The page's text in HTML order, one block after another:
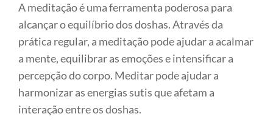
A meditação é uma ferramenta poderosa para
alcançar o equilíbrio dos doshas. Através da
prática regular, a meditação pode ajudar a acalmar
a mente, equilibrar as emoções e intensificar a
percepção do corpo. Meditar pode ajudar a
harmonizar as energias sutis que afetam a
interação entre os doshas.